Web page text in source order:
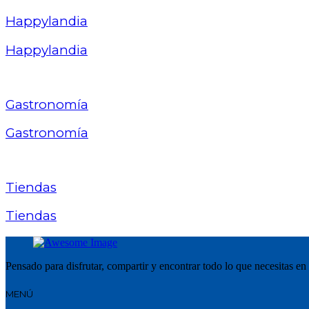
Happylandia
Happylandia
Gastronomía
Gastronomía
Tiendas
Tiendas
Pensado para disfrutar, compartir y encontrar todo lo que necesitas
MENÚ